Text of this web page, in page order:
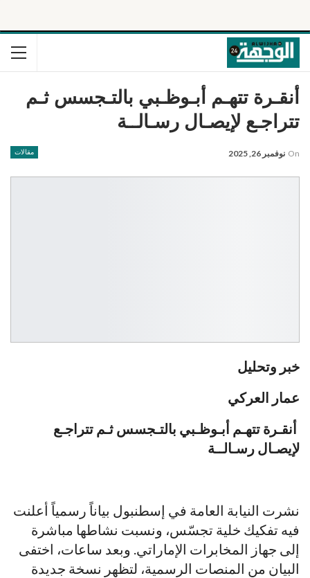
أنقـرة تتهـم أبـوظـبي بالتـجسس ثـم
تتراجـع لإيصـال رسـالــة
مقالات On نوفمبر 26, 2025
خبر وتحليل
عمار العركي
أنقـرة تتهـم أبـوظـبي بالتـجسس ثـم تتراجـع
لإيصـال رسـالــة
نشرت النيابة العامة في إسطنبول بياناً رسمياً أعلنت
فيه تفكيك خلية تجسّس، ونسبت نشاطها مباشرة
إلى جهاز المخابرات الإماراتي. وبعد ساعات، اختفى
البيان من المنصات الرسمية، لتظهر نسخة جديدة